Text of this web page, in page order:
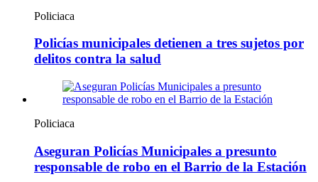
Policiaca
Policías municipales detienen a tres sujetos por
delitos contra la salud
Policiaca
Aseguran Policías Municipales a presunto
responsable de robo en el Barrio de la Estación